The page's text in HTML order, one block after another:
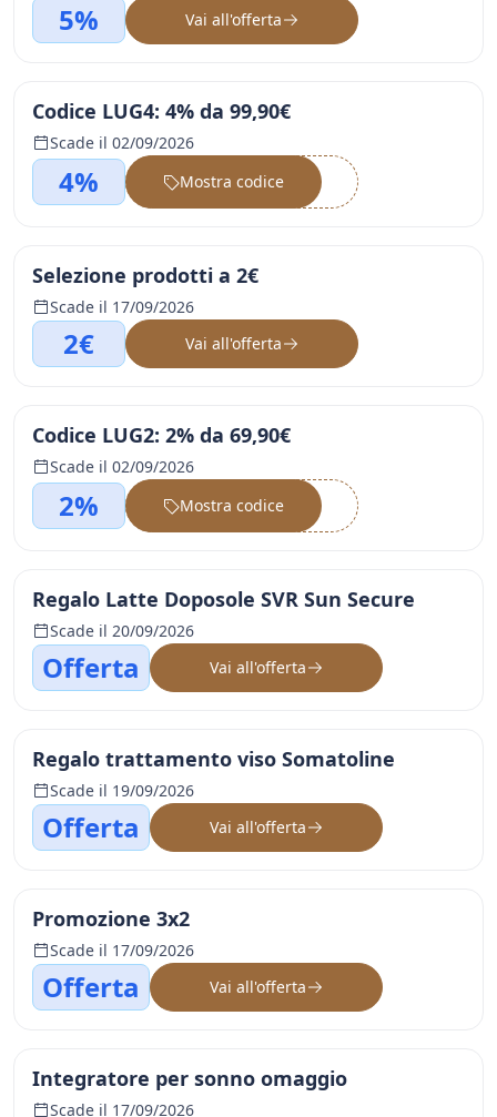
5% Vai all'offerta
Codice LUG4: 4% da 99,90€
Scade il 02/09/2026
4% ••••••
Mostra codice
Selezione prodotti a 2€
Scade il 17/09/2026
2€ Vai all'offerta
Codice LUG2: 2% da 69,90€
Scade il 02/09/2026
2% ••••••
Mostra codice
Regalo Latte Doposole SVR Sun Secure
Scade il 20/09/2026
Offerta Vai all'offerta
Regalo trattamento viso Somatoline
Scade il 19/09/2026
Offerta Vai all'offerta
Promozione 3x2
Scade il 17/09/2026
Offerta Vai all'offerta
Integratore per sonno omaggio
Scade il 17/09/2026